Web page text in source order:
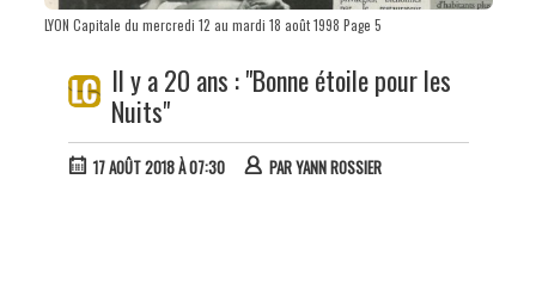
LYON Capitale du mercredi 12 au mardi 18 août 1998 Page 5
Il y a 20 ans : "Bonne étoile pour les
Nuits"
17 AOÛT 2018 À 07:30 PARYANN ROSSIER